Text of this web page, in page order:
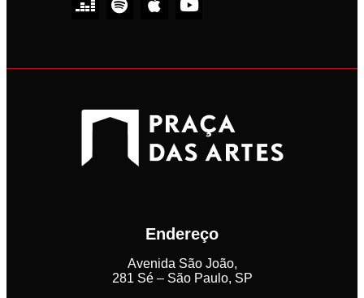
Endereço
Avenida São João,
281 Sé – São Paulo, SP